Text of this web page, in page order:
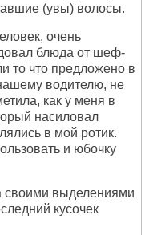
(увы) волосы.
очень
блюда от шеф-
то что предложено в
водителю, не
как у меня в
насиловал
в мой ротик.
и юбочку
выделениями
кусочек